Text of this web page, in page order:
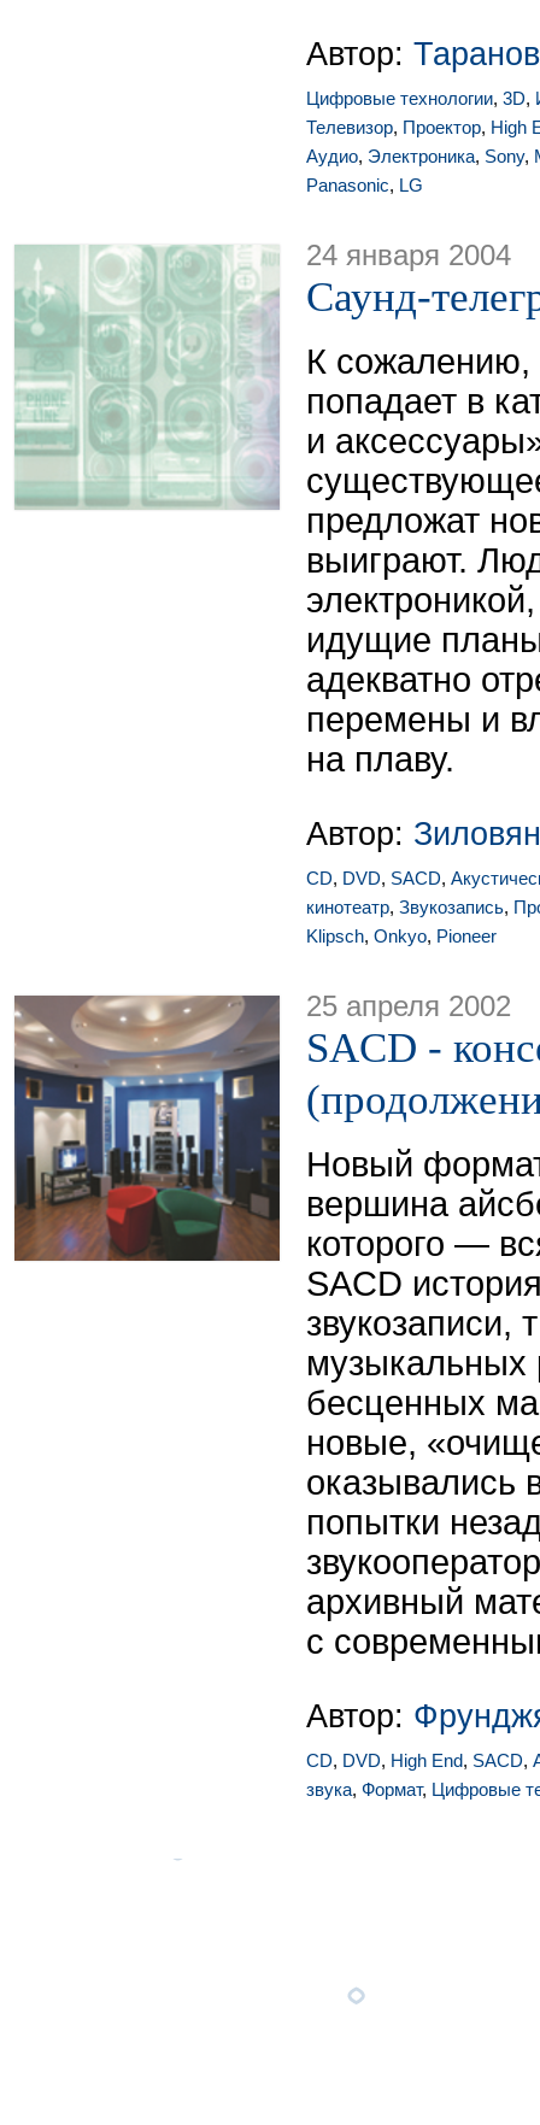
Автор:
Цифровые технологии, 3D,
Телевизор, Проектор, High
Аудио, Электроника, Sony,
Panasonic, LG
24 января 2004
Саунд-
К сожалению,
попадает в
и
предложат
выиграют.
идущие
адекватно
перемены и
на плаву.
Автор:
CD, DVD, SACD,
кинотеатр, Звукозапись,
Klipsch, Onkyo, Pioneer
25 апреля 2002
SACD -
Новый
вершина
которого —
SACD
звукозаписи,
музыкальных
бесценных
новые,
попытки
архивный
с
Автор:
CD, DVD, High End, SACD,
звука, Формат, Цифровые